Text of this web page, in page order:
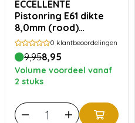
ECCELLENTE
Pistonring E61 dikte
8,0mm (rood)
geschikt voor oa Kees
0 klantbeoordelingen
9,958,95
Volume voordeel vanaf
2 stuks